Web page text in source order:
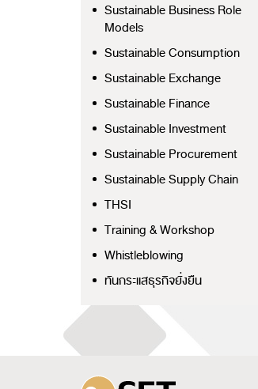
Sustainable Business Role
Models
Sustainable Consumption
Sustainable Exchange
Sustainable Finance
Sustainable Investment
Sustainable Procurement
Sustainable Supply Chain
THSI
Training & Workshop
Whistleblowing
ทันกระแสธุรกิจยั่งยืน